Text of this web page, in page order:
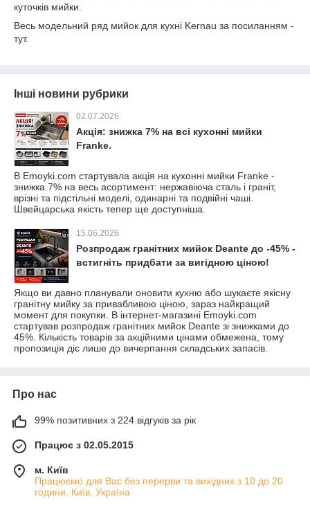
куточків мийки.
Весь модельний ряд мийок для кухні Kernau за посиланням -
тут.
Інші новини рубрики
02.07.2026
Акція: знижка 7% на всі кухонні мийки
Franke.
В Emoyki.com стартувала акція на кухонні мийки Franke -
знижка 7% на весь асортимент: нержавіюча сталь і граніт,
врізні та підстільні моделі, одинарні та подвійні чаші.
Швейцарська якість тепер ще доступніша.
15.06.2026
Розпродаж гранітних мийок Deante до -45% -
встигніть придбати за вигідною ціною!
Якщо ви давно планували оновити кухню або шукаєте якісну
гранітну мийку за привабливою ціною, зараз найкращий
момент для покупки. В інтернет-магазині Emoyki.com
стартував розпродаж гранітних мийок Deante зі знижками до
45%. Кількість товарів за акційними цінами обмежена, тому
пропозиція діє лише до вичерпання складських запасів.
Про нас
99% позитивних з 224 відгуків за рік
Працює з 02.05.2015
м. Київ
Працюємо для Вас без перерви та вихідних з 10 до 20
години, Київ, Україна